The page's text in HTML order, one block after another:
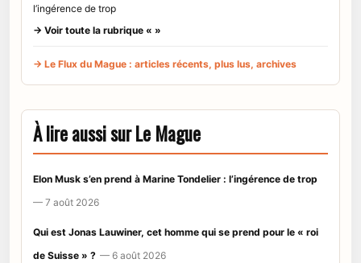
l’ingérence de trop
→ Voir toute la rubrique « »
→ Le Flux du Mague : articles récents, plus lus, archives
À lire aussi sur Le Mague
Elon Musk s’en prend à Marine Tondelier : l’ingérence de trop
— 7 août 2026
Qui est Jonas Lauwiner, cet homme qui se prend pour le « roi
de Suisse » ? — 6 août 2026